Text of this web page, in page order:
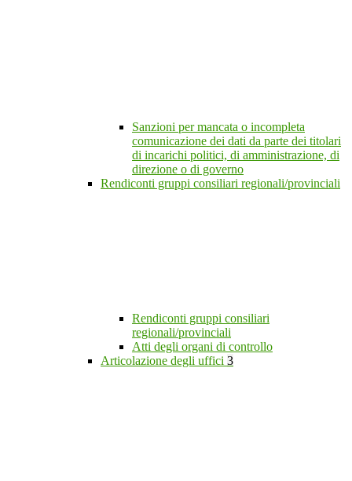
Sanzioni per mancata o incompleta
comunicazione dei dati da parte dei titolari
di incarichi politici, di amministrazione, di
direzione o di governo
Rendiconti gruppi consiliari regionali/provinciali
Rendiconti gruppi consiliari
regionali/provinciali
Atti degli organi di controllo
Articolazione degli uffici 3